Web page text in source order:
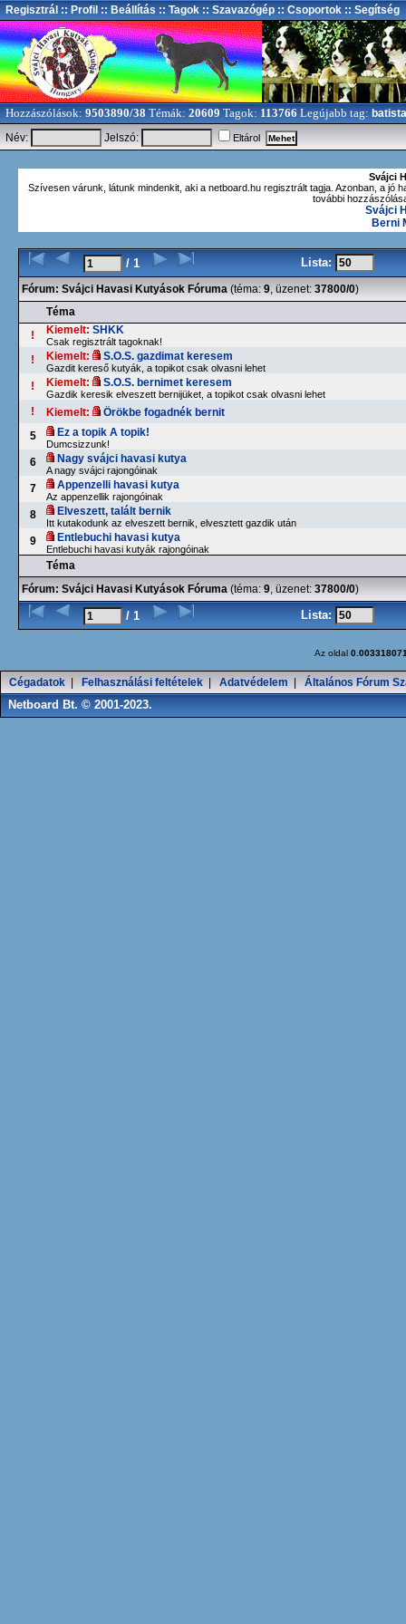
Regisztrál :: Profil :: Beállítás :: Tagok :: Szavazógép :: Csoportok :: Segítség
Hozzászólások: 9503890/38 Témák: 20609 Tagok: 113766 Legújabb tag: batista
Név:
Jelszó: Eltárol
Svájci
Szívesen várunk, látunk mindenkit, aki a netboard.hu regisztrált tagja. Azonban, a jó
további
Svájci
Berni
/ 1 Lista:
Fórum: Svájci Havasi Kutyások Fóruma (téma: 9, üzenet: 37800/0)
Téma
!
Kiemelt: SHKK
Csak regisztrált tagoknak!
! Kiemelt: S.O.S. gazdimat keresem
Gazdit kereső kutyák, a topikot csak olvasni lehet
! Kiemelt: S.O.S. bernimet keresem
Gazdik keresik elveszett bernijüket, a topikot csak olvasni lehet
! Kiemelt:
Örökbe fogadnék bernit
5
Ez a topik A topik!
Dumcsizzunk!
6 Nagy svájci havasi kutya
A nagy svájci rajongóinak
7 Appenzelli havasi kutya
Az appenzellik rajongóinak
8 Elveszett, talált bernik
Itt kutakodunk az elveszett bernik, elvesztett gazdik után
9 Entlebuchi havasi kutya
Entlebuchi havasi kutyák rajongóinak
Téma
Fórum: Svájci Havasi Kutyások Fóruma (téma: 9, üzenet: 37800/0)
/ 1 Lista:
Az oldal
Cégadatok Felhasználási feltételek Adatvédelem Általános Fórum
Netboard Bt. © 2001-2023.